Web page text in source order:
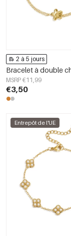
2 à 5 jours
MSRP €11,99
€3,50
Entrepôt de l'UE